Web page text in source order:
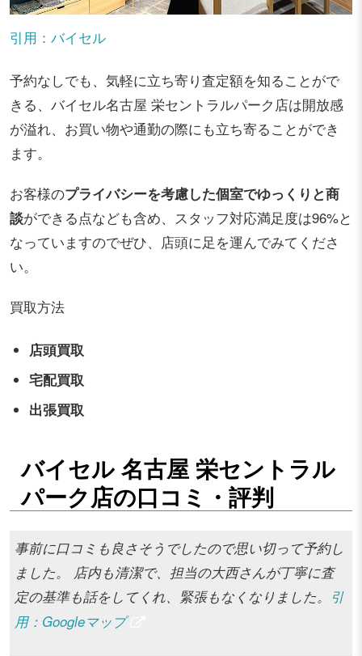
引用：バイセル
予約なしでも、気軽に立ち寄り査定額を知ることがで
きる、バイセル名古屋 栄セントラルパーク店は開放感
が溢れ、お買い物や通勤の際にも立ち寄ることができ
ます。
お客様のプライバシーを考慮した個室でゆっくりと商
談ができる点なども含め、スタッフ対応満足度は96%と
なっていますのでぜひ、店頭に足を運んでみてくださ
い。
買取方法
店頭買取
宅配買取
出張買取
バイセル 名古屋 栄セントラル
パーク店の口コミ・評判
事前に口コミも良さそうでしたので思い切って予約し
ました。 店内も清潔で、担当の大西さんが丁寧に査
定の基準も話をしてくれ、緊張もなくなりました。
引
用：Googleマップ